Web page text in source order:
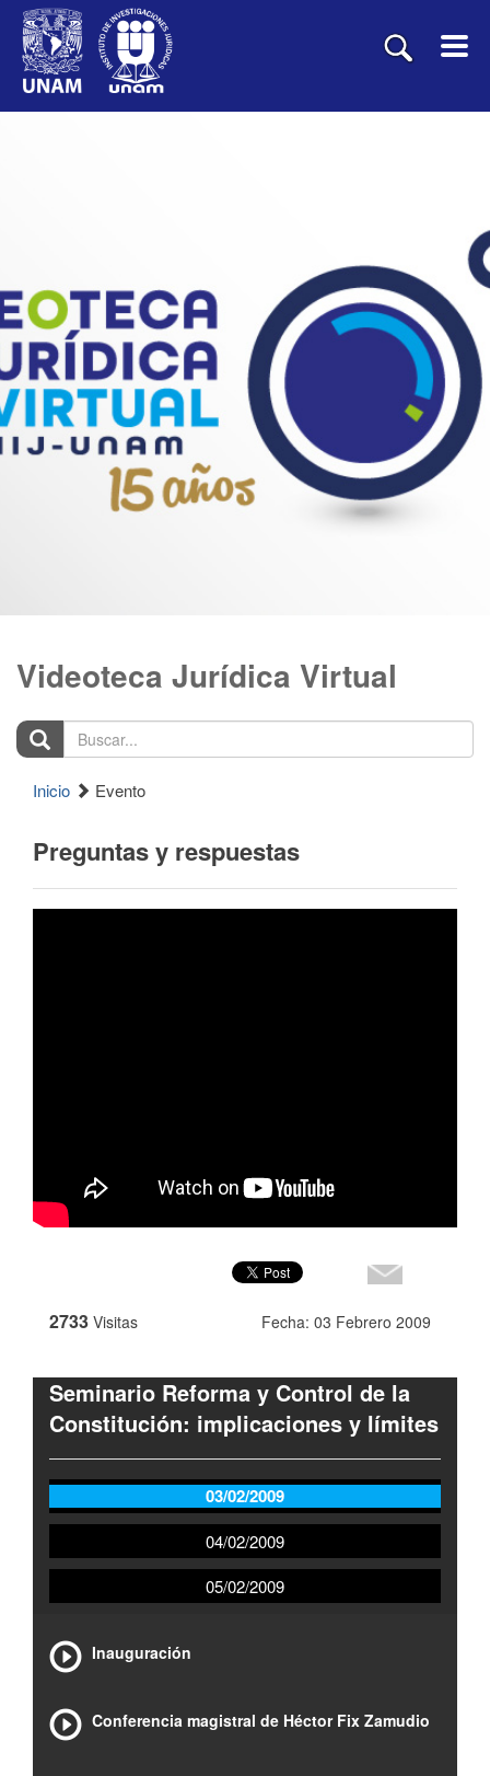
Videoteca Jurídica Virtual
Buscar...
Inicio Evento
Preguntas y respuestas
2733 Visitas Fecha: 03 Febrero 2009
Seminario Reforma y Control de la
Constitución: implicaciones y límites
03/02/2009
04/02/2009
05/02/2009
Inauguración
Conferencia magistral de Héctor Fix Zamudio